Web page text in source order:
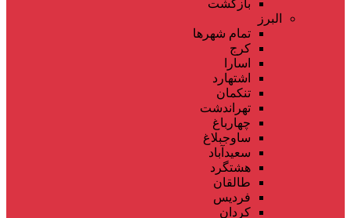
بازگشت
البرز
تمام شهر‌ها
کرج
اسارا
اشتهارد
تنکمان
تهراندشت
چهارباغ
ساوجبلاغ
سعیدآباد
هشتگرد
طالقان
فردیس
کردان